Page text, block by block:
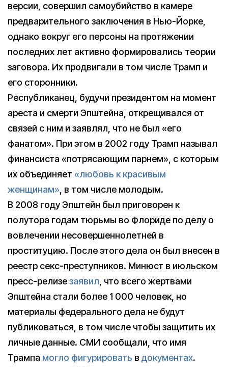
версии, совершил самоубийство в камере
предварительного заключения в Нью-Йорке,
однако вокруг его персоны на протяжении
последних лет активно формировались теории
заговора. Их продвигали в том числе Трамп и
его сторонники.
Республиканец, будучи президентом на момент
ареста и смерти Эпштейна, открещивался от
связей с ним и заявлял, что не был «его
фанатом». При этом в 2002 году Трамп называл
финансиста «потрясающим парнем», с которым
их объединяет «любовь к красивым
женщинам», в том числе молодым.
В 2008 году Эпштейн был приговорен к
полутора годам тюрьмы во Флориде по делу о
вовлечении несовершеннолетней в
проституцию. После этого дела он был внесен в
реестр секс-преступников. Минюст в июльском
пресс-релизезаявил, что всего жертвами
Эпштейна стали более 1 000 человек, но
материалы федерального дела не будут
публиковаться, в том числе чтобы защитить их
личные данные. СМИ сообщали, что имя
Трампа могло фигурировать в документах.